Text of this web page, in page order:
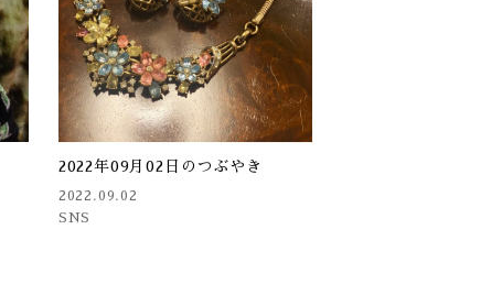
2022年09月02日のつぶやき
2022.09.02
SNS